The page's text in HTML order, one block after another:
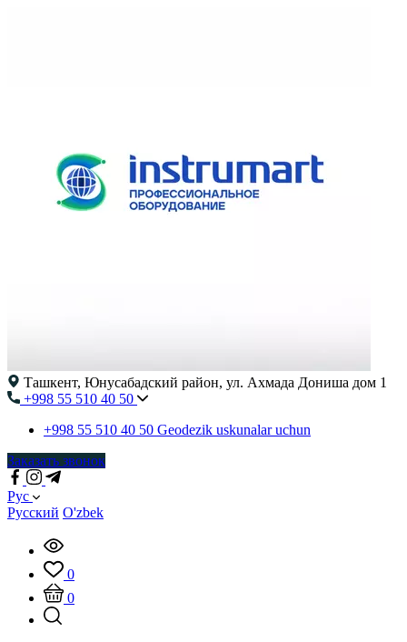
Ташкент, Юнусабадский район, ул. Ахмада Дониша дом 1
+998 55 510 40 50
+998 55 510 40 50 Geodezik uskunalar uchun
Заказать звонок
Рус
Русский O'zbek
0
0